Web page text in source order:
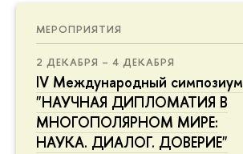
МЕРОПРИЯТИЯ
2 ДЕКАБРЯ – 4 ДЕКАБРЯ
IV Международный симпозиум
"НАУЧНАЯ ДИПЛОМАТИЯ В
МНОГОПОЛЯРНОМ МИРЕ:
НАУКА. ДИАЛОГ. ДОВЕРИЕ"